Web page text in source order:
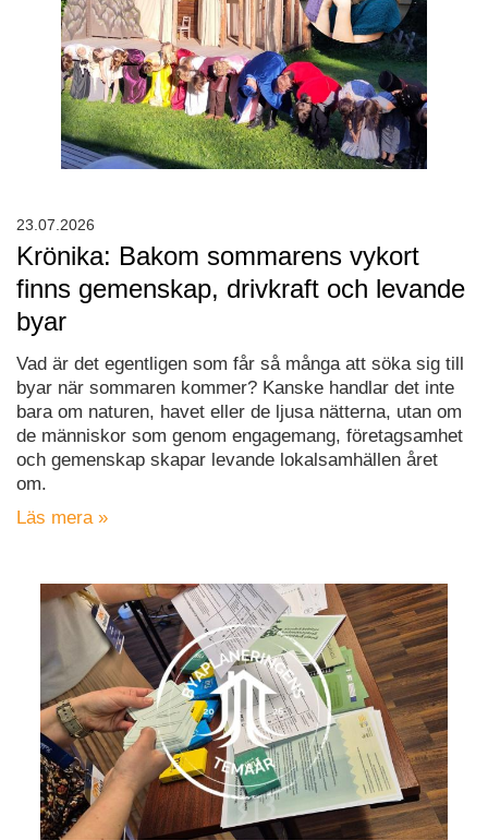
Krönika: Bakom sommarens vykort
finns gemenskap, drivkraft och levande
byar
Vad är det egentligen som får så många att söka sig till
byar när sommaren kommer? Kanske handlar det inte
bara om naturen, havet eller de ljusa nätterna, utan om
de människor som genom engagemang, företagsamhet
och gemenskap skapar levande lokalsamhällen året
om.
Läs mera »
23.07.2026